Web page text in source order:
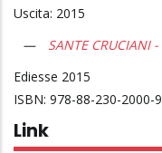
Uscita: 2015
SANTE CRUCIANI
Ediesse 2015
978-88-230-2000-9
Link